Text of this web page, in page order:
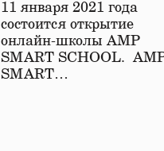
11 января 2021 года
состоится открытие
онлайн-школы АМР
SMART SCHOOL.
SMART…